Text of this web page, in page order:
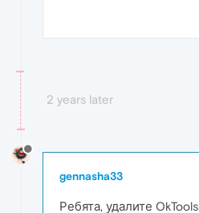
2 years later
gennasha33
Ребята, удалите